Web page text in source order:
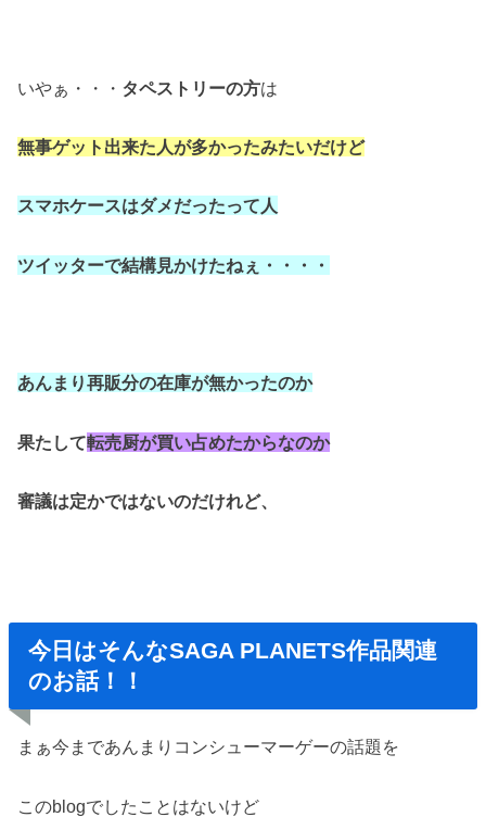
いやぁ・・・ タペストリーの方は
無事ゲット出来た人が多かったみたいだけど
スマホケースはダメだったって人
ツイッターで結構見かけたねぇ・・・・
あんまり再販分の在庫が無かったのか
果たして転売厨が買い占めたからなのか
審議は定かではないのだけれど、
今日はそんなSAGA PLANETS作品関連
のお話！！
まぁ今まであんまりコンシューマーゲーの話題を
このblogでしたことはないけど